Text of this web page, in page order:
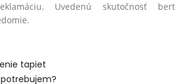
Uvedenú skutočnosť
tapiet